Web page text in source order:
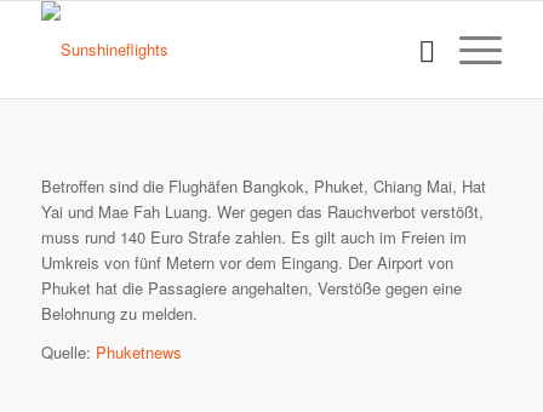
Betroffen sind die Flughäfen Bangkok, Phuket, Chiang Mai, Hat
Yai und Mae Fah Luang. Wer gegen das Rauchverbot verstößt,
muss rund 140 Euro Strafe zahlen. Es gilt auch im Freien im
Umkreis von fünf Metern vor dem Eingang. Der Airport von
Phuket hat die Passagiere angehalten, Verstöße gegen eine
Belohnung zu melden.
Quelle: Phuketnews